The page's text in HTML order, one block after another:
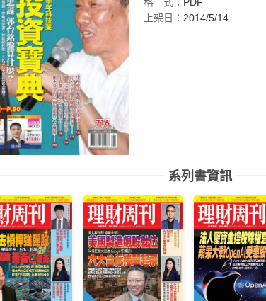
上架日： 2014/5/14
系列書資訊